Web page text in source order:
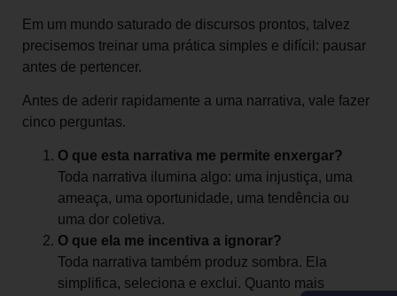
Em um mundo saturado de discursos prontos, talvez
precisemos treinar uma prática simples e difícil: pausar
antes de pertencer.
Antes de aderir rapidamente a uma narrativa, vale fazer
cinco perguntas.
O que esta narrativa me permite enxergar?
Toda narrativa ilumina algo: uma injustiça, uma
ameaça, uma oportunidade, uma tendência ou
uma dor coletiva.
O que ela me incentiva a ignorar?
Toda narrativa também produz sombra. Ela
simplifica, seleciona e exclui. Quanto mais